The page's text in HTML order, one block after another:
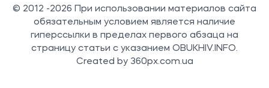
© 2012 -2026 При использовании материалов сайта
обязательным условием является наличие
гиперссылки в пределах первого абзаца на
страницу статьи с указанием OBUKHIV.INFO.
Created by 360px.com.ua